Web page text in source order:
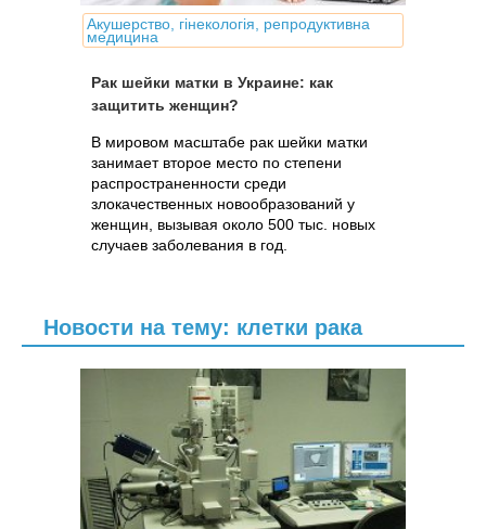
Акушерство, гінекологія, репродуктивна
медицина
Рак шейки матки в Украине: как
защитить женщин?
В мировом масштабе рак шейки матки
занимает второе место по степени
распространенности среди
злокачественных новообразований у
женщин, вызывая около 500 тыс. новых
случаев заболевания в год.
Новости на тему: клетки рака